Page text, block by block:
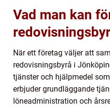
Vad man kan
När ett företag väljer att
redovisningsbyrå i
tjänster och hjälpmedel
erbjuder grundläggande
löneadministration och